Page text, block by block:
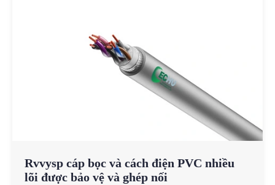
Rvvysp cáp bọc và cách điện PVC nhiều
lõi được bảo vệ và ghép nối